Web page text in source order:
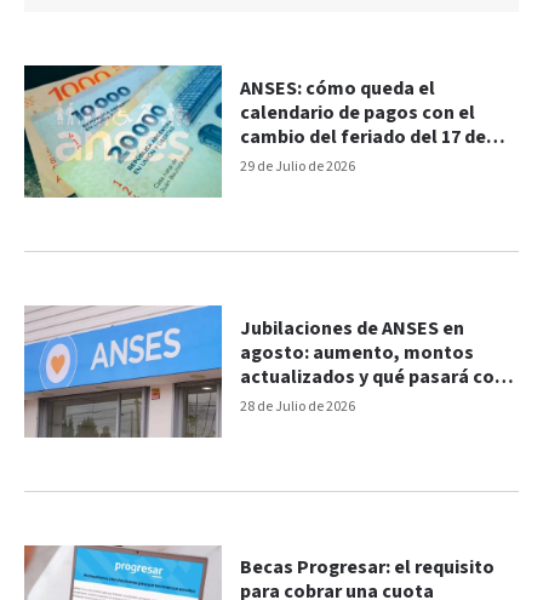
29 de Julio de 2026
ANSES: cómo queda el
calendario de pagos con el
cambio del feriado del 17 de
agosto
28 de Julio de 2026
Jubilaciones de ANSES en
agosto: aumento, montos
actualizados y qué pasará con
el bono de $70.000
Becas Progresar: el requisito
para cobrar una cuota